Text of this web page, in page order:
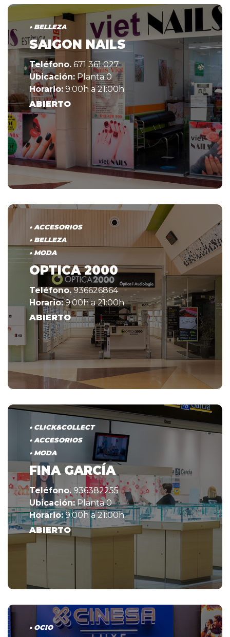
• BELLEZA
SAIGON NAILS
Teléfono. 671 361 027
Ubicación: Planta 0
Horario: 9:00h a 21:00h
ABIERTO
• ACCESORIOS
• BELLEZA
• MODA
OPTICA 2000
Teléfono.936626864
Horario:9:00h a 21:00h
ABIERTO
• CLICK&COLLECT
• ACCESORIOS
• MODA
FINA GARCÍA
Teléfono. 936382255
Ubicación:Planta 0
Horario:9:00h a 21:00h
ABIERTO
• OCIO